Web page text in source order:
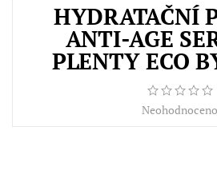
HYDRATAČNÍ
ANTI-AGE
PLENTY ECO
Neohodnoceno